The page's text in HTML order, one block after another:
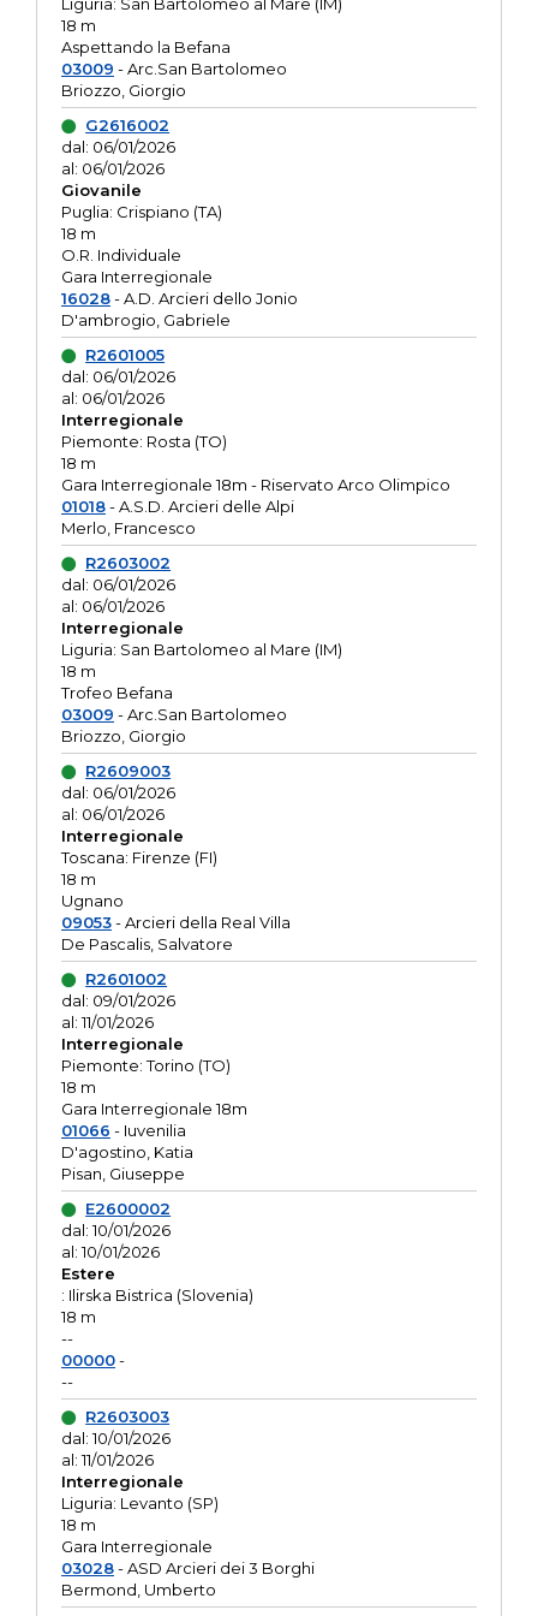
18 m
Aspettando la Befana
03009 - Arc.San Bartolomeo
Briozzo, Giorgio
G2616002
dal: 06/01/2026
al: 06/01/2026
Giovanile
Puglia: Crispiano (TA)
18 m
O.R. Individuale
Gara Interregionale
16028- A.D. Arcieri dello Jonio
D'ambrogio, Gabriele
R2601005
dal: 06/01/2026
al: 06/01/2026
Interregionale
Piemonte: Rosta (TO)
18 m
Gara Interregionale 18m - Riservato Arco Olimpico
01018- A.S.D. Arcieri delle Alpi
Merlo, Francesco
R2603002
dal: 06/01/2026
al: 06/01/2026
Interregionale
Liguria: San Bartolomeo al Mare (IM)
18 m
Trofeo Befana
03009 - Arc.San Bartolomeo
Briozzo, Giorgio
R2609003
dal: 06/01/2026
al: 06/01/2026
Interregionale
Toscana: Firenze (FI)
18 m
Ugnano
09053- Arcieri della Real Villa
De Pascalis, Salvatore
R2601002
dal: 09/01/2026
al: 11/01/2026
Interregionale
Piemonte: Torino (TO)
18 m
Gara Interregionale 18m
01066 - Iuvenilia
D'agostino, Katia
Pisan, Giuseppe
E2600002
dal: 10/01/2026
al: 10/01/2026
Estere
: Ilirska Bistrica (Slovenia)
18 m
--
00000-
--
R2603003
dal: 10/01/2026
al: 11/01/2026
Interregionale
Liguria: Levanto (SP)
18 m
Gara Interregionale
03028- ASD Arcieri dei 3 Borghi
Bermond, Umberto